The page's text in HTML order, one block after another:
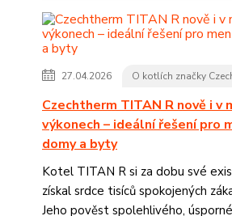
27.04.2026 O kotlích značky
Czechtherm TITAN R nově i v
výkonech – ideální řešení pro
domy a byty
Kotel TITAN R si za dobu své
získal srdce tisíců spokojených
Jeho pověst spolehlivého,